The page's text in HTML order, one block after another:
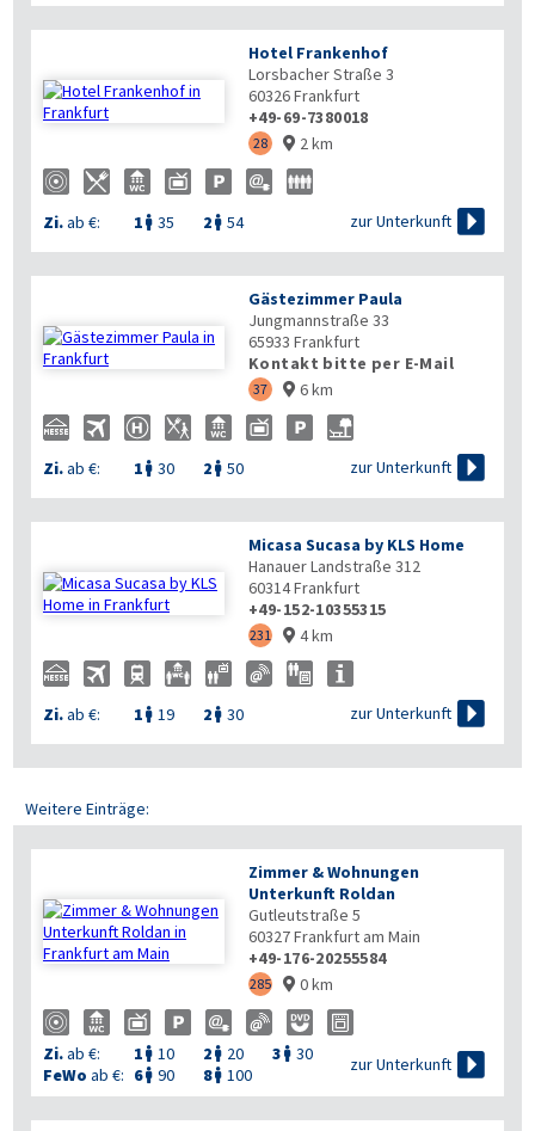

Hotel Frankenhof
Lorsbacher Straße 3
60326Frankfurt
+49-69-7380018
28  2 km
Zi.ab €: 1  35 2  54 zur Unterkunft 
Gästezimmer Paula
Jungmannstraße 33
65933 Frankfurt
Kontakt bitte per E-Mail
37  6 km
Zi.ab €: 1  30 2  50 zur Unterkunft 
Micasa Sucasa by KLS Home
Hanauer Landstraße 312
60314Frankfurt
+49-152-10355315
231  4 km
Zi.ab €: 1  19 2  30 zur Unterkunft 
Weitere Einträge:
Zimmer & Wohnungen
Unterkunft Roldan
Gutleutstraße 5
60327Frankfurt am Main
+49-176-20255584
285  0 km
Zi.ab €: 1  10 2  20 3  30
FeWo ab €: 6 90 8 100
zur Unterkunft 